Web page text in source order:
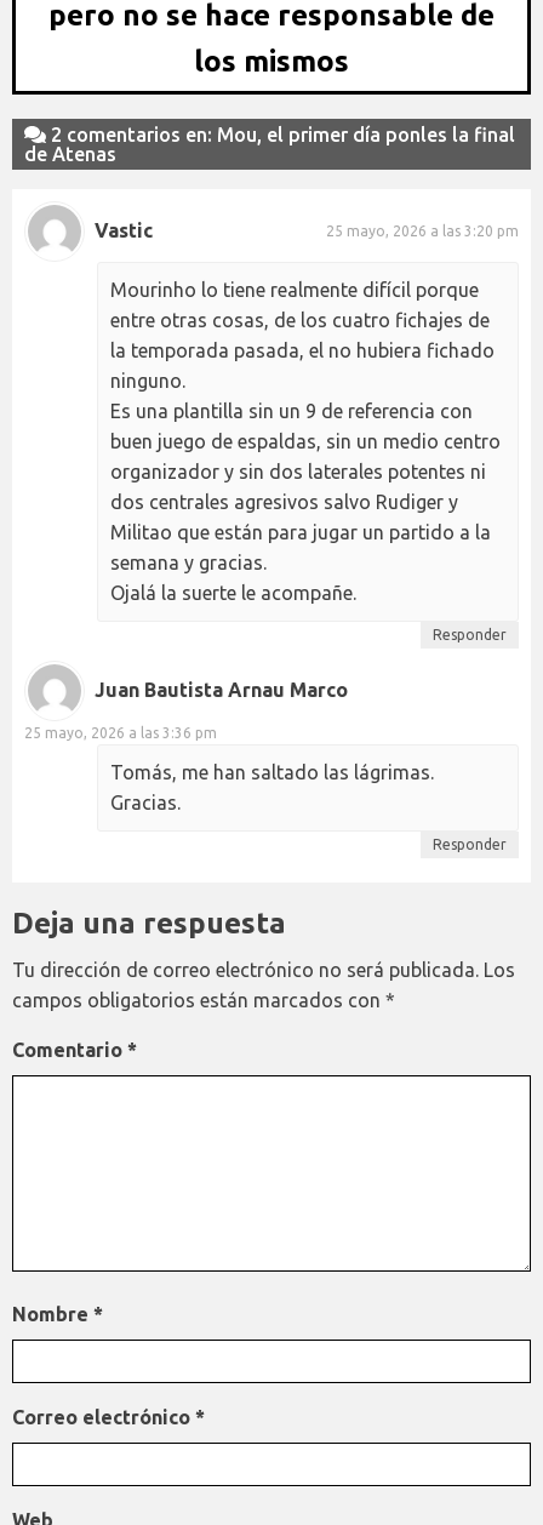
pero no se hace responsable de
los mismos
2 comentarios en: Mou, el primer día ponles la final
de Atenas
Vastic 25 mayo, 2026 a las 3:20 pm
Mourinho lo tiene realmente difícil porque
entre otras cosas, de los cuatro fichajes de
la temporada pasada, el no hubiera fichado
ninguno.
Es una plantilla sin un 9 de referencia con
buen juego de espaldas, sin un medio centro
organizador y sin dos laterales potentes ni
dos centrales agresivos salvo Rudiger y
Militao que están para jugar un partido a la
semana y gracias.
Ojalá la suerte le acompañe.
Responder
Juan Bautista Arnau Marco
25 mayo, 2026 a las 3:36 pm
Tomás, me han saltado las lágrimas.
Gracias.
Responder
Deja una respuesta
Tu dirección de correo electrónico no será publicada. Los
campos obligatorios están marcados con *
Comentario *
Nombre *
Correo electrónico *
Web